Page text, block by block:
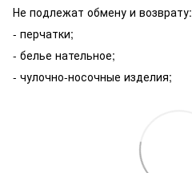
Не подлежат обмену и возврату:
- перчатки;
- белье нательное;
- чулочно-носочные изделия;